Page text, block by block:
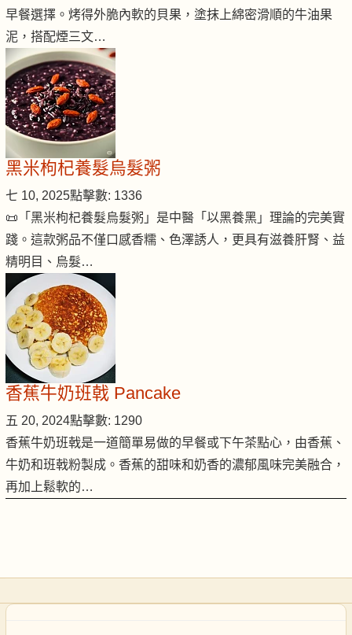
早餐選擇。烤得外脆內軟的貝果，塗抹上綿密滑順的牛油果
泥，搭配煙三文…
黑米枸杞養髮烏髮粥
七 10, 2025點擊數: 1336
📜「黑米枸杞養髮烏髮粥」是中醫「以黑養黑」理論的完美實
踐。這款粥品不僅口感香糯、色澤誘人，更具有滋養肝腎、益
精明目、烏髮…
香蕉牛奶班戟 Pancake
五 20, 2024點擊數: 1290
香蕉牛奶班戟是一道簡單易做的早餐或下午茶點心，由香蕉、
牛奶和班戟粉製成。香蕉的甜味和奶香的濃郁風味完美融合，
再加上鬆軟的…